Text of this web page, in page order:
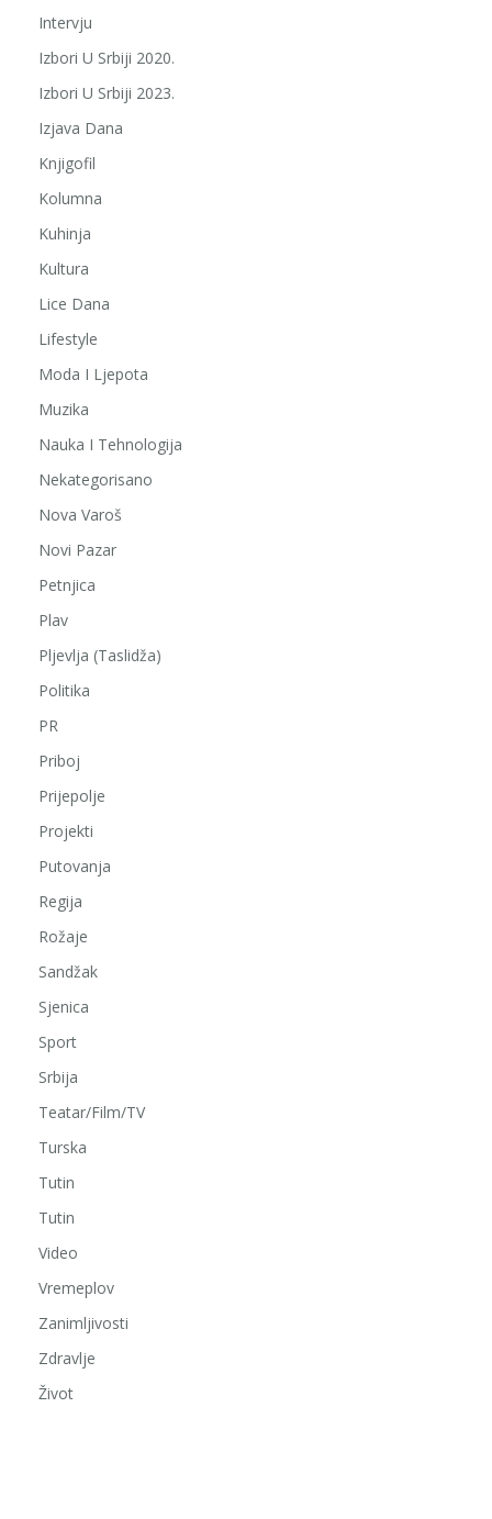
Intervju
Izbori U Srbiji 2020.
Izbori U Srbiji 2023.
Izjava Dana
Knjigofil
Kolumna
Kuhinja
Kultura
Lice Dana
Lifestyle
Moda I Ljepota
Muzika
Nauka I Tehnologija
Nekategorisano
Nova Varoš
Novi Pazar
Petnjica
Plav
Pljevlja (Taslidža)
Politika
PR
Priboj
Prijepolje
Projekti
Putovanja
Regija
Rožaje
Sandžak
Sjenica
Sport
Srbija
Teatar/Film/TV
Turska
Tutin
Tutin
Video
Vremeplov
Zanimljivosti
Zdravlje
Život